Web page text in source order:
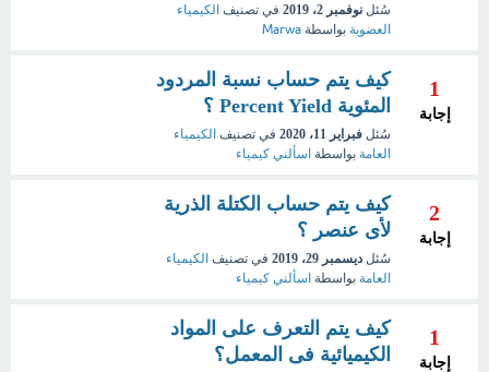
سُئل نوفمبر 2، 2019 في تصنيف الكيمياء
العضوية بواسطة Marwa
1
إجابة
كيف يتم حساب نسبة المردود
المئوية Percent Yield ؟
سُئل فبراير 11، 2020 في تصنيف الكيمياء
العامة بواسطة اسألني كيمياء
2
إجابة
كيف يتم حساب الكتلة الذرية
لأى عنصر ؟
سُئل ديسمبر 29، 2019 في تصنيف الكيمياء
العامة بواسطة اسألني كيمياء
1
إجابة
كيف يتم التعرف على المواد
الكيميائية فى المعمل؟